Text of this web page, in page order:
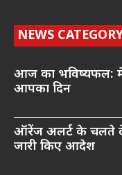
NEWS
आज का भविष्यफल:
आपका दिन
ऑरेंज अलर्ट के चलते
जारी किए आदेश